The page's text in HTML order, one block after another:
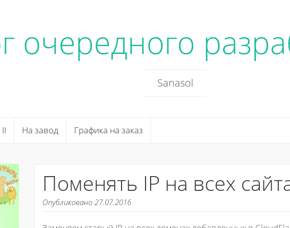
очередного
Sanasol
На завод Графика на заказ
Поменять IP на всех
Опубликовано 27.07.2016